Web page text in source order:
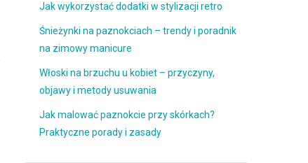
Jak wykorzystać dodatki w stylizacji retro
Śnieżynki na paznokciach – trendy i poradnik
na zimowy manicure
Włoski na brzuchu u kobiet – przyczyny,
objawy i metody usuwania
Jak malować paznokcie przy skórkach?
Praktyczne porady i zasady